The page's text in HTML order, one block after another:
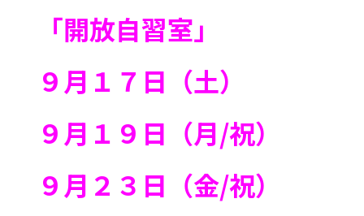
「開放自習室」
９月１７日（土）
９月１９日（月/祝）
９月２３日（金/祝）